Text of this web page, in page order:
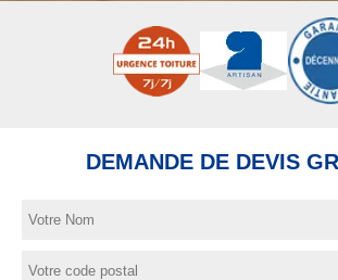
DEMANDE DE DEVIS